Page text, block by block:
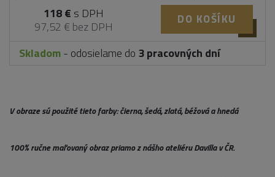
118 € s DPH
97,52 € bez DPH
DO KOŠÍKU
Skladom- odosielame do 3 pracovných dní
V obraze sú použité tieto farby: čierna, šedá, zlatá, béžová a hnedá
100% ručne maľovaný obraz priamo z nášho ateliéru Davilla v ČR.